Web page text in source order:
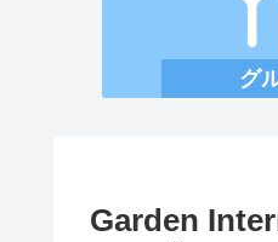
グ
Garden